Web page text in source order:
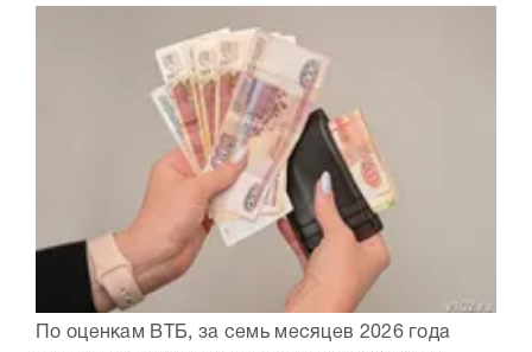
По оценкам ВТБ, за семь месяцев 2026 года